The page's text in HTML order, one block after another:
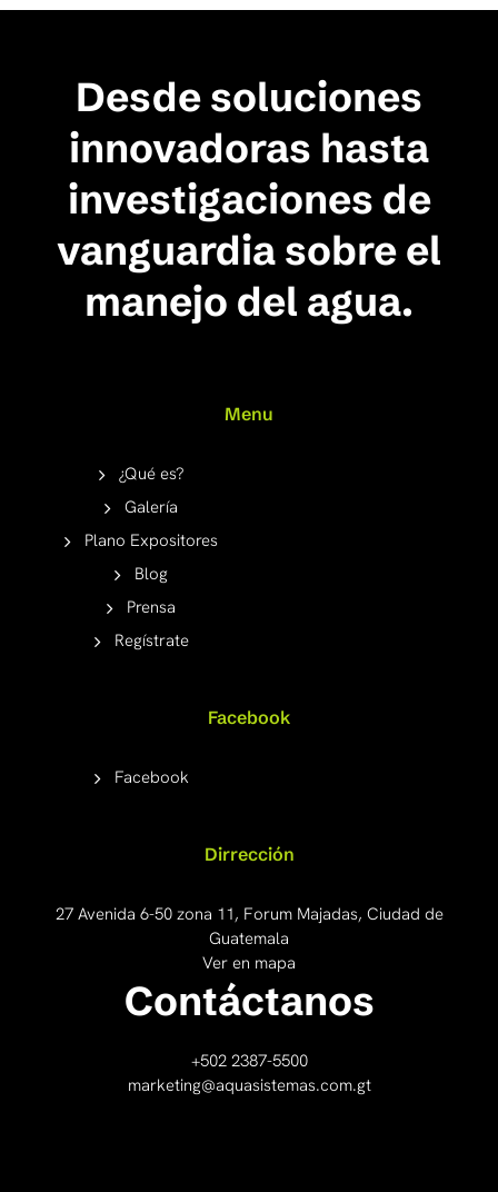
Desde soluciones
innovadoras hasta
investigaciones de
vanguardia sobre el
manejo del agua.
Menu
¿Qué es?
Galería
Plano Expositores
Blog
Prensa
Regístrate
Facebook
Facebook
Dirrección
27 Avenida 6-50 zona 11, Forum Majadas, Ciudad de
Guatemala
Ver en mapa
Contáctanos
+502 2387-5500
marketing@aquasistemas.com.gt